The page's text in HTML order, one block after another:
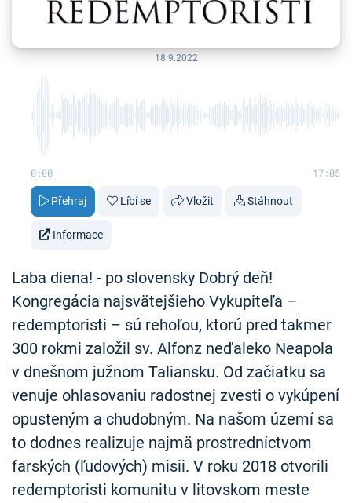
18.9.2022
0:00 17:05
Přehraj Líbí se Vložit Stáhnout
Informace
Laba diena! - po slovensky Dobrý deň!
Kongregácia najsvätejšieho Vykupiteľa –
redemptoristi – sú rehoľou, ktorú pred takmer
300 rokmi založil sv. Alfonz neďaleko Neapola
v dnešnom južnom Taliansku. Od začiatku sa
venuje ohlasovaniu radostnej zvesti o vykúpení
opusteným a chudobným. Na našom území sa
to dodnes realizuje najmä prostredníctvom
farských (ľudových) misii. V roku 2018 otvorili
redemptoristi komunitu v litovskom meste